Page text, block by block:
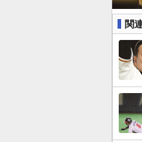
関